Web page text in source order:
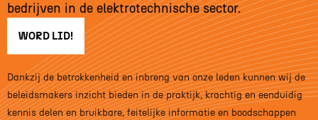
bedrijven in de elektrotechnische sector.
WORD LID!
Dankzij de betrokkenheid en inbreng van onze leden kunnen wij de
beleidsmakers inzicht bieden in de praktijk, krachtig en eenduidig
kennis delen en bruikbare, feitelijke informatie en boodschappen